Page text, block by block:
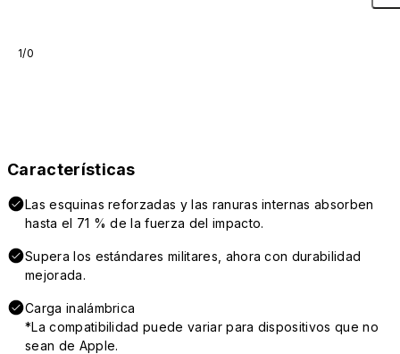
1/0
Características
Las esquinas reforzadas y las ranuras internas absorben
hasta el 71 % de la fuerza del impacto.
Supera los estándares militares, ahora con durabilidad
mejorada.
Carga inalámbrica
*La compatibilidad puede variar para dispositivos que no
sean de Apple.